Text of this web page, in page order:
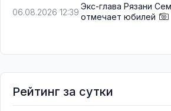
06.08.2026 12:39
Экс-глава Рязани
отмечает юбилей
Рейтинг за сутки